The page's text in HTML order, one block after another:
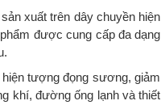
xuất trên dây chuyền hiện
được cung cấp đa dạng
tượng đọng sương, giảm
khí, đường ống lạnh và thiết